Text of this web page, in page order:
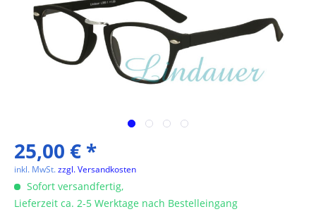
25,00 € *
inkl. MwSt.zzgl. Versandkosten
Sofort versandfertig,
Lieferzeit ca. 2-5 Werktage nach Bestelleingang